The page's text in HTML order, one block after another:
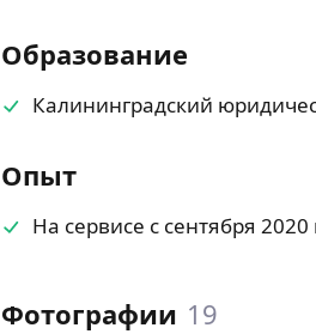
Образование
Калининградский
Опыт
На сервисе с сентября 2020
Фотографии 19